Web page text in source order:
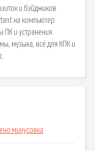
и бэйджиков.
на компьютер
и устранения.
музыка, всё для КПК и
минусовка